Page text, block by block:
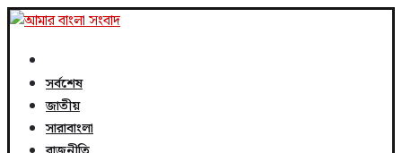
সর্বশেষ
জাতীয়
সারাবাংলা